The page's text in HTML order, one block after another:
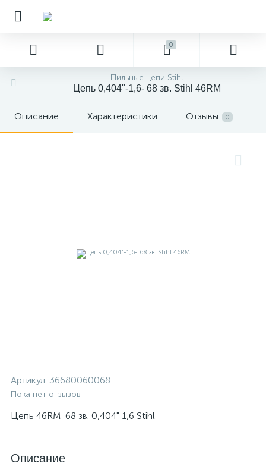
0
Пильные цепи Stihl
Цепь 0,404"-1,6- 68 зв. Stihl 46RM
Описание Характеристики Отзывы 0
Артикул: 36680060068
Пока нет отзывов
Цепь 46RM 68 зв. 0,404" 1,6 Stihl
Описание